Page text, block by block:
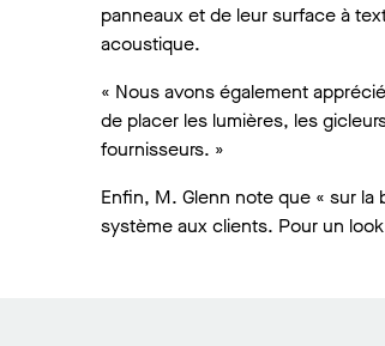
panneaux et de leur surface à
acoustique.
« Nous avons également
de placer les lumières, les
fournisseurs. »
Enfin, M. Glenn note que « sur
système aux clients. Pour un